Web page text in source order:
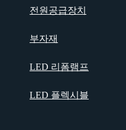
전원공급장치
부자재
LED 리폼램프
LED 플렉시블